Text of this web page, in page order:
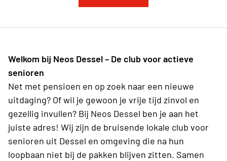
Welkom bij Neos Dessel – De club voor actieve
senioren
Net met pensioen en op zoek naar een nieuwe
uitdaging? Of wil je gewoon je vrije tijd zinvol en
gezellig invullen? Bij Neos Dessel ben je aan het
juiste adres! Wij zijn de bruisende lokale club voor
senioren uit Dessel en omgeving die na hun
loopbaan niet bij de pakken blijven zitten. Samen